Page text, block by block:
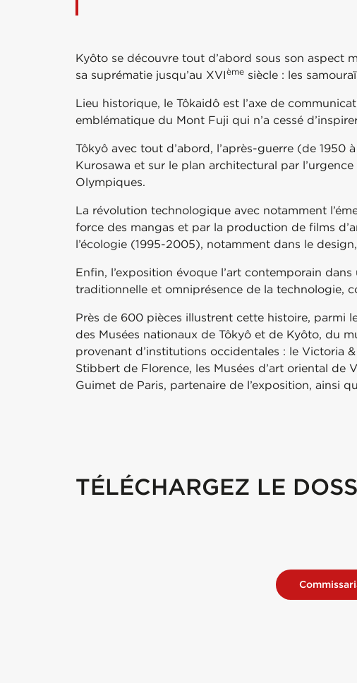
Kyôto se découvre tout d’abord sous son aspect
sa suprématie jusqu’au XVIème siècle : les
Lieu historique, le Tôkaidô est l’axe de
emblématique du Mont Fuji qui n’a cessé
Tôkyô avec tout d’abord, l’après-guerre (de
Kurosawa et sur le plan architectural par
Olympiques.
La révolution technologique avec notamment
force des mangas et par la production de films
l’écologie (1995-2005), notamment dans le
Enfin, l’exposition évoque l’art contemporain
traditionnelle et omniprésence de la technologie,
Près de 600 pièces illustrent cette histoire, parmi
des Musées nationaux de Tôkyô et de Kyôto, du
provenant d’institutions occidentales : le Victoria
Stibbert de Florence, les Musées d’art oriental de
Guimet de Paris, partenaire de l’exposition, ainsi
TÉLÉCHARGEZ LE